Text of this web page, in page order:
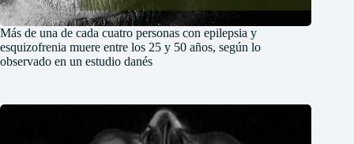
Más de una de cada cuatro personas con epilepsia y
esquizofrenia muere entre los 25 y 50 años, según lo
observado en un estudio danés